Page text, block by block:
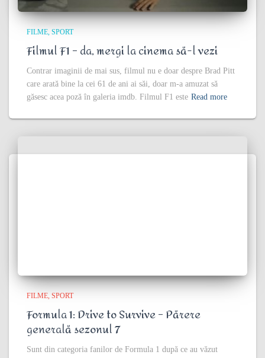
FILME SPORT
Filmul F1 – da, mergi la cinema să-l vezi
Contrar imaginii de mai sus, filmul nu e doar despre Brad Pitt
care arată bine la cei 61 de ani ai săi, doar m-a amuzat să
găsesc acea poză în galeria imdb. Filmul F1 este Read more
FILME SPORT
Formula 1: Drive to Survive – Părere
generală sezonul 7
Sunt din categoria fanilor de Formula 1 după ce au văzut